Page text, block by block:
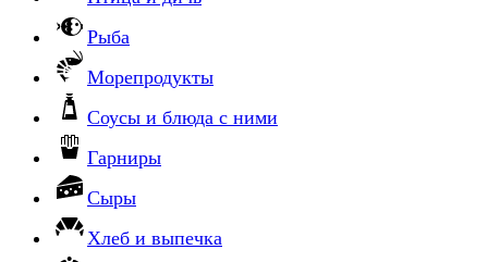
Рыба
Морепродукты
Соусы и блюда с ними
Гарниры
Сыры
Хлеб и выпечка